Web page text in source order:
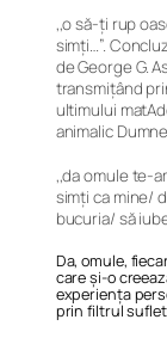
,,o să-ți rup
simți…”.
de George G.
transmițând
ultimului
animalic
,,da omule te-
simți ca mine/
bucuria/ să
Da, omule,
care și-o
experiența
prin filtrul